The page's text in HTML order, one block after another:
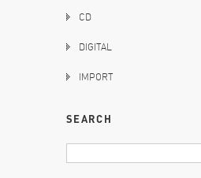
CD
DIGITAL
IMPORT
SEARCH